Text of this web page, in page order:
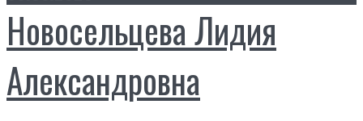
Новосельцева Лидия
Александровна